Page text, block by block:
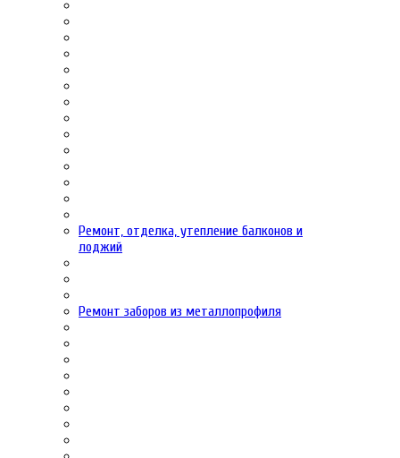
Ремонт, отделка, утепление балконов и
лоджий
Ремонт заборов из металлопрофиля